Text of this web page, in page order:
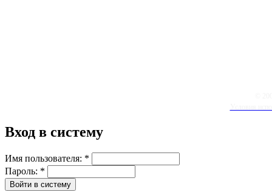
Вход в систему
Имя пользователя: *
Пароль: *